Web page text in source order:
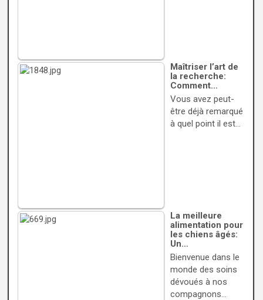
Maîtriser l’art de
la recherche:
Comment…
Vous avez peut-
être déjà remarqué
à quel point il est…
La meilleure
alimentation pour
les chiens âgés:
Un…
Bienvenue dans le
monde des soins
dévoués à nos
compagnons…